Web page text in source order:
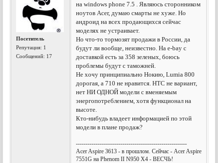
Посетитель
Репутация: 1
Сообщений: 17
на windows phone 7.5 . Являюсь сторонником
ноутов Acer, думаю смарты не хуже. Но
андроид на всех продающихся сейчас
моделях не устраивает.
Но что-то тормозят продажи в России, да
будут ли вообще, неизвестно. На e-bay с
доставкой есть за 358 зеленых, боюсь
проблемы будут с таможней.
Не хочу принципиально Нокию, Lumia 800
дорогая, а 710 не нравится. HTC не вариант,
нет НИ ОДНОЙ модели с вменяемым
энергопотреблением, хотя функционал на
высоте.
Кто-нибудь владеет информацией по этой
модели в плане продаж?
---------------------------------------------------------
Acer Aspire 3613 - в прошлом. Сейчас - Acer Aspire
7551G на Phenom II N950 X4 - ВЕСЧЬ!